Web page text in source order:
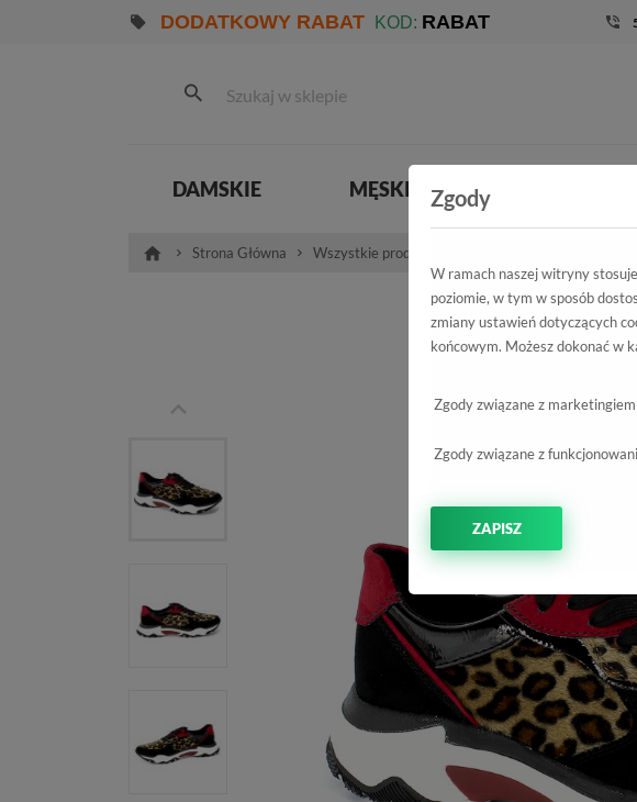
DODATKOWY RABAT KOD: RABAT
DAMSKIE MĘSKIE
Strona Główna Wszystkie produkty
Półbuty Marco
2-23746-33 005 Black/
-40%
Zgody
W ramach naszej witryny
poziomie, w tym w sposób
zmiany ustawień dotyczących
końcowym. Możesz dokonać w
Zgody związane z marketingiem
Zgody związane z
ZAPISZ